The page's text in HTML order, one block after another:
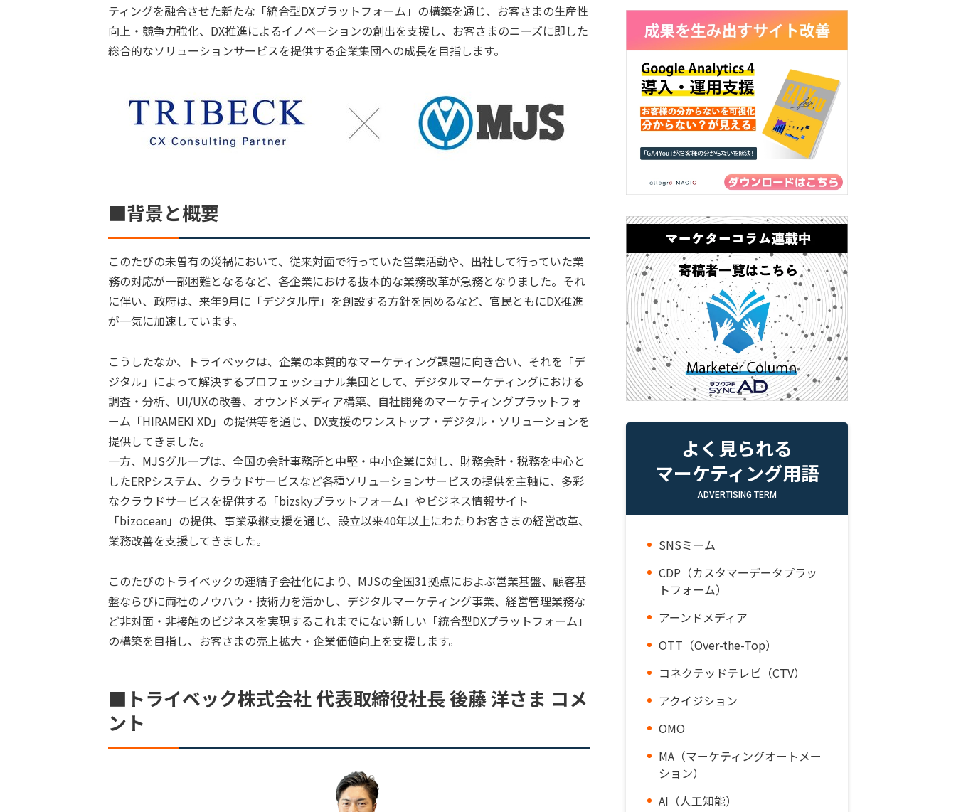
ティングを融合させた新たな「統合型DXプラットフォーム」の構築を通じ、お客さまの生産性
向上・競争力強化、DX推進によるイノベーションの創出を支援し、お客さまのニーズに即した
総合的なソリューションサービスを提供する企業集団への成長を目指します。
■背景と概要
このたびの未曽有の災禍において、従来対面で行っていた営業活動や、出社して行っていた業
務の対応が一部困難となるなど、各企業における抜本的な業務改革が急務となりました。それ
に伴い、政府は、来年9月に「デジタル庁」を創設する方針を固めるなど、官民ともにDX推進
が一気に加速しています。
こうしたなか、トライベックは、企業の本質的なマーケティング課題に向き合い、それを「デ
ジタル」によって解決するプロフェッショナル集団として、デジタルマーケティングにおける
調査・分析、UI/UXの改善、オウンドメディア構築、自社開発のマーケティングプラットフォ
ーム「HIRAMEKI XD」の提供等を通じ、DX支援のワンストップ・デジタル・ソリューションを
提供してきました。
一方、MJSグループは、全国の会計事務所と中堅・中小企業に対し、財務会計・税務を中心と
したERPシステム、クラウドサービスなど各種ソリューションサービスの提供を主軸に、多彩
なクラウドサービスを提供する「bizskyプラットフォーム」やビジネス情報サイト
「bizocean」の提供、事業承継支援を通じ、設立以来40年以上にわたりお客さまの経営改革、
業務改善を支援してきました。
このたびのトライベックの連結子会社化により、MJSの全国31拠点におよぶ営業基盤、顧客基
盤ならびに両社のノウハウ・技術力を活かし、デジタルマーケティング事業、経営管理業務な
ど非対面・非接触のビジネスを実現するこれまでにない新しい「統合型DXプラットフォーム」
の構築を目指し、お客さまの売上拡大・企業価値向上を支援します。
■トライベック株式会社 代表取締役社長 後藤 洋さま コメ
ント
よく見られる
マーケティング用語
ADVERTISING TERM
SNSミーム
CDP（カスタマーデータプラッ
トフォーム）
アーンドメディア
OTT（Over-the-Top）
コネクテッドテレビ（CTV）
アクイジション
OMO
MA（マーケティングオートメー
ション）
AI（人工知能）